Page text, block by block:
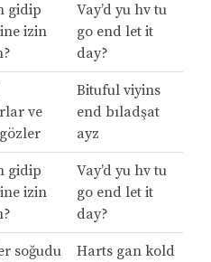
gidip
izin
Vay’d yu hv tu
go end let it
day?
ve
Bituful viyins
end bıladşat
ayz
gidip
izin
Vay’d yu hv tu
go end let it
day?
soğudu
Harts gan kold